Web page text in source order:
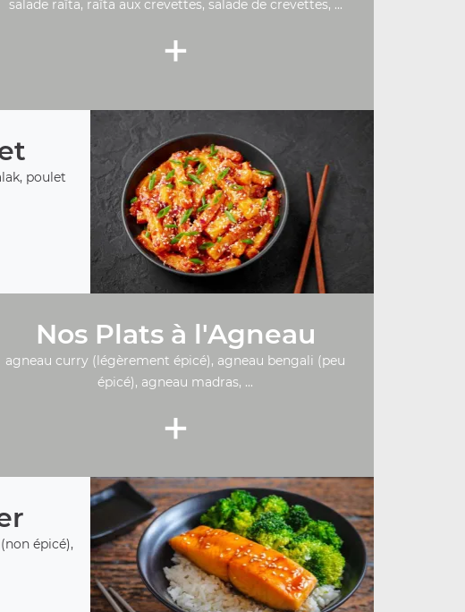
salade raïta, raïta aux crevettes, salade de crevettes, ...
+
poulet
Nos Plats à l'Agneau
agneau curry (légèrement épicé), agneau bengali (peu
épicé), agneau madras, ...
+
épicé),